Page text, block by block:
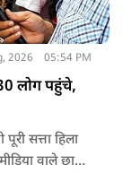
2026 05:54 PM
लोग पहुंचे,
सत्ता हिला
वाले छात्र